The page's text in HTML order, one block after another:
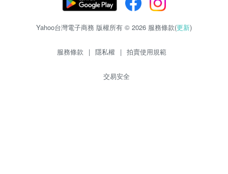
Yahoo台灣電子商務 版權所有 © 2026 服務條款(更新)
服務條款 | 隱私權 | 拍賣使用規範
交易安全